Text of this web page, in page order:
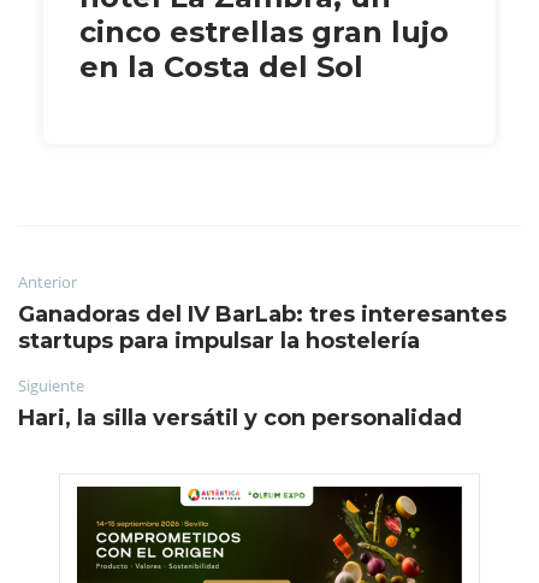
cinco estrellas gran lujo
en la Costa del Sol
Anterior
Ganadoras del IV BarLab: tres interesantes
startups para impulsar la hostelería
Siguiente
Hari, la silla versátil y con personalidad